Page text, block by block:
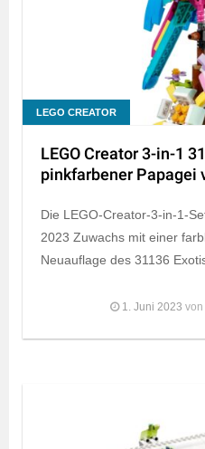
LEGO CREATOR
LEGO Creator 3-in-1
pinkfarbener Papagei
Die LEGO-Creator-3-in-1-
2023 Zuwachs mit einer
Neuauflage des 31136
1. Juni 2023 von